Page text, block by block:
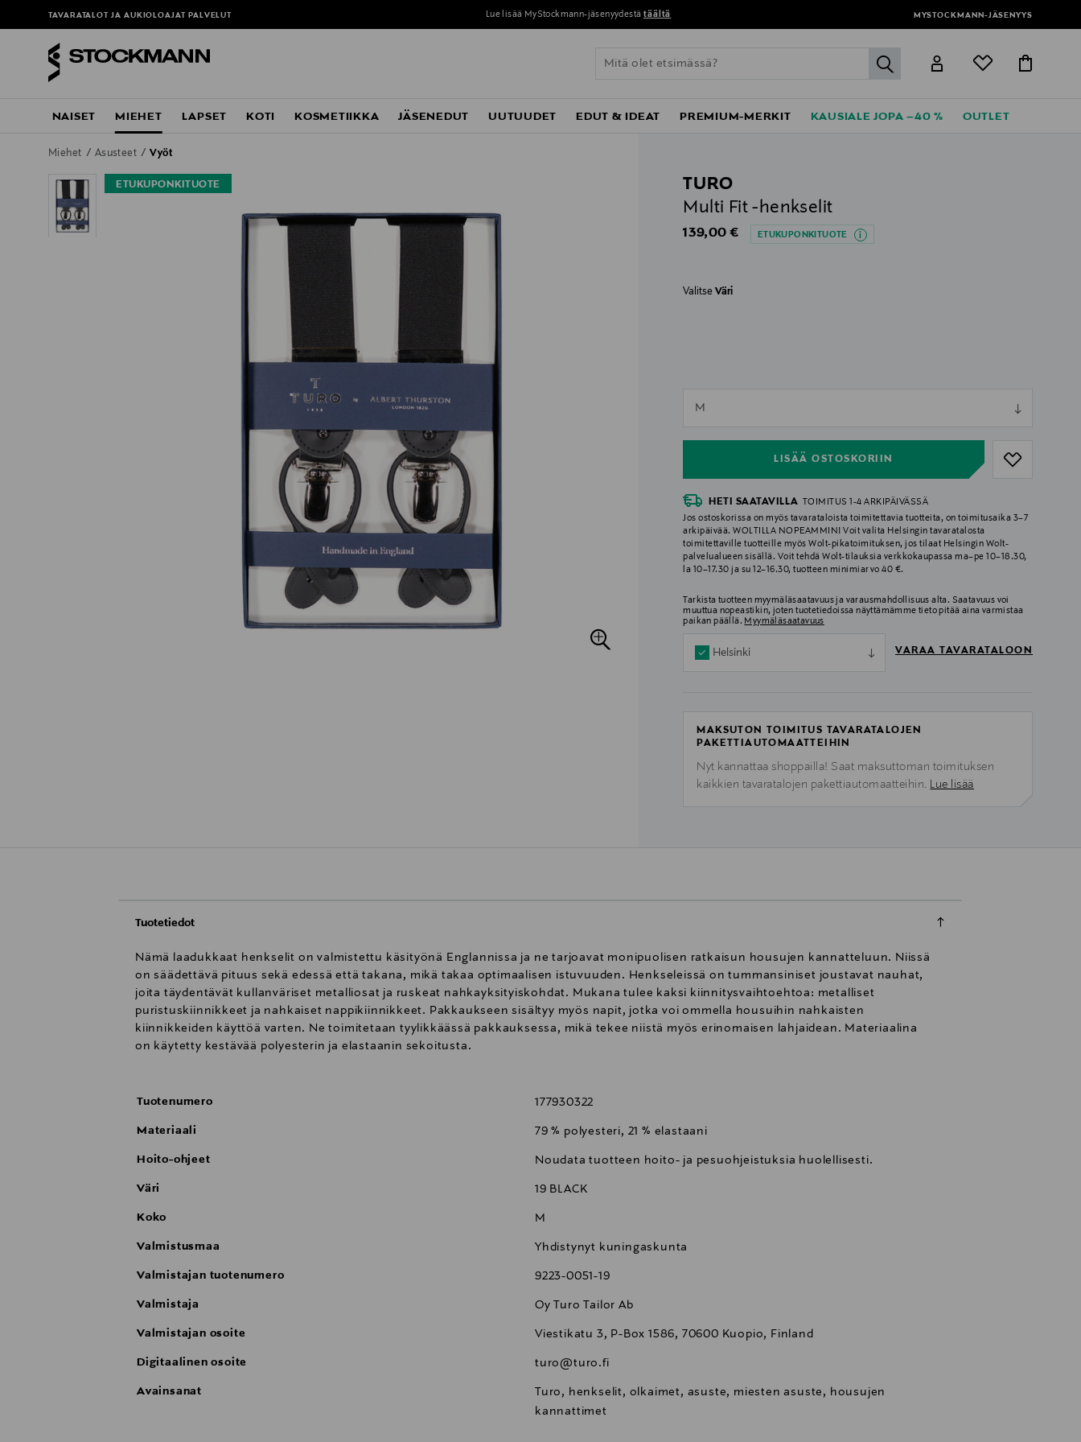
TAVARATALOT JA AUKIOLOAJAT PALVELUT Lue lisää MyStockmann-jäsenyydestä täältä MYSTOCKMANN-JÄSENYYS
label.header.go
NAISET MIEHET LAPSET KOTI KOSMETIIKKA JÄSENEDUT UUTUUDET EDUT & IDEAT PREMIUM-MERKIT KAUSIALE JOPA –40 % OUTLET
Miehet Asusteet Vyöt
ETUKUPONKITUOTE
TURO
Multi Fit -henkselit
Original Price
139,00 € ETUKUPONKITUOTE
ValitseVäri
M
LISÄÄ OSTOSKORIIN
HETI SAATAVILLA
TOIMITUS 1-4 ARKIPÄIVÄSSÄ
Jos ostoskorissa on myös tavarataloista toimitettavia tuotteita, on toimitusaika 3–7
arkipäivää. WOLTILLA NOPEAMMIN! Voit valita Helsingin tavaratalosta
toimitettaville tuotteille myös Wolt-pikatoimituksen, jos tilaat Helsingin Wolt-
palvelualueen sisällä. Voit tehdä Wolt-tilauksia verkkokaupassa ma–pe 10–18.30,
la 10–17.30 ja su 12–16.30, tuotteen minimiarvo 40 €.
Tarkista tuotteen myymäläsaatavuus ja varausmahdollisuus alta. Saatavuus voi
muuttua nopeastikin, joten tuotetiedoissa näyttämämme tieto pitää aina varmistaa
paikan päällä. Myymäläsaatavuus
Helsinki VARAA TAVARATALOON
MAKSUTON TOIMITUS TAVARATALOJEN
PAKETTIAUTOMAATTEIHIN
Nyt kannattaa shoppailla! Saat maksuttoman toimituksen
kaikkien tavaratalojen pakettiautomaatteihin. Lue lisää
Tuotetiedot
Nämä laadukkaat henkselit on valmistettu käsityönä Englannissa ja ne tarjoavat monipuolisen ratkaisun housujen kannatteluun. Niissä
on säädettävä pituus sekä edessä että takana, mikä takaa optimaalisen istuvuuden. Henkseleissä on tummansiniset joustavat nauhat,
joita täydentävät kullanväriset metalliosat ja ruskeat nahkayksityiskohdat. Mukana tulee kaksi kiinnitysvaihtoehtoa: metalliset
puristuskiinnikkeet ja nahkaiset nappikiinnikkeet. Pakkaukseen sisältyy myös napit, jotka voi ommella housuihin nahkaisten
kiinnikkeiden käyttöä varten. Ne toimitetaan tyylikkäässä pakkauksessa, mikä tekee niistä myös erinomaisen lahjaidean. Materiaalina
on käytetty kestävää polyesterin ja elastaanin sekoitusta.
Tuotenumero 177930322
Materiaali 79 % polyesteri, 21 % elastaani
Hoito-ohjeet Noudata tuotteen hoito- ja pesuohjeistuksia huolellisesti.
Väri 19 BLACK
Koko M
Valmistusmaa Yhdistynyt kuningaskunta
Valmistajan tuotenumero 9223-0051-19
Valmistaja Oy Turo Tailor Ab
Valmistajan osoite Viestikatu 3, P-Box 1586, 70600 Kuopio, Finland
Digitaalinen osoite turo@turo.fi
Avainsanat
Turo, henkselit, olkaimet, asuste, miesten asuste, housujen
kannattimet